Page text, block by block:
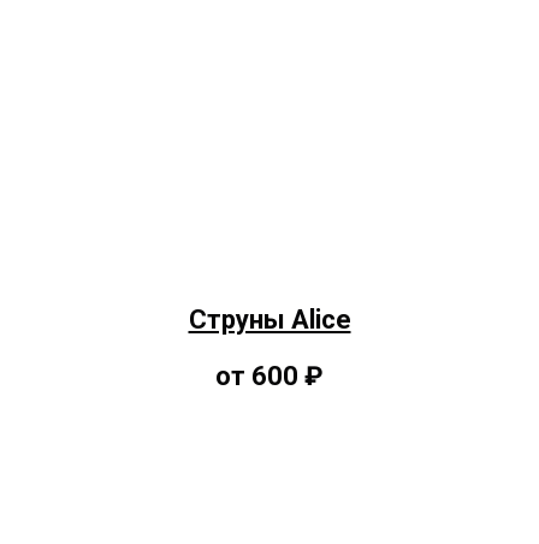
Струны Alice
от 600 ₽